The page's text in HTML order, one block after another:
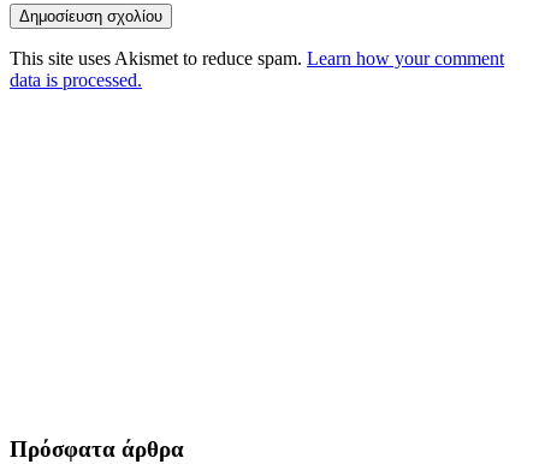
This site uses Akismet to reduce spam. Learn how your comment
data is processed.
Πρόσφατα άρθρα